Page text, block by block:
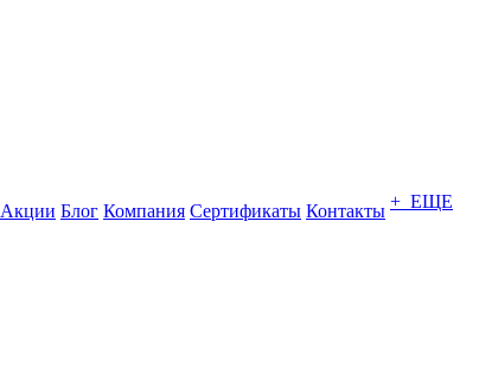
Акции Блог Компания Сертификаты Контакты + ЕЩЕ